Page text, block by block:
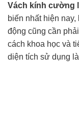
Vách kính cường
biến nhất hiện
động cũng cần
cách khoa học và
diện tích sử dụng